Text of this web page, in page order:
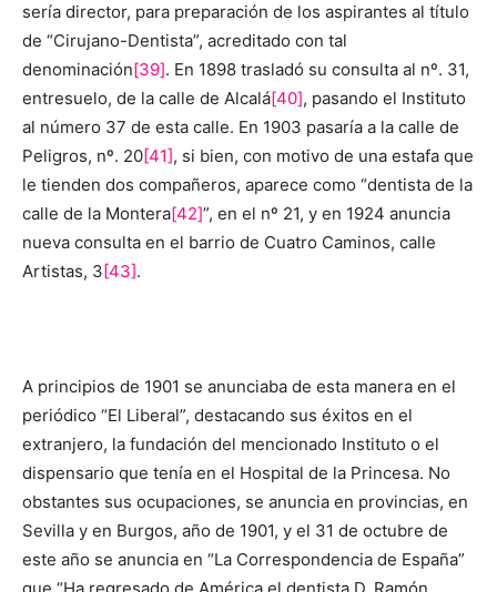
sería director, para preparación de los aspirantes al título
de “Cirujano-Dentista”, acreditado con tal
denominación[39]. En 1898 trasladó su consulta al nº. 31,
entresuelo, de la calle de Alcalá[40], pasando el Instituto
al número 37 de esta calle. En 1903 pasaría a la calle de
Peligros, nº. 20[41], si bien, con motivo de una estafa que
le tienden dos compañeros, aparece como “dentista de la
calle de la Montera[42]”, en el nº 21, y en 1924 anuncia
nueva consulta en el barrio de Cuatro Caminos, calle
Artistas, 3[43].
A principios de 1901 se anunciaba de esta manera en el
periódico “El Liberal”, destacando sus éxitos en el
extranjero, la fundación del mencionado Instituto o el
dispensario que tenía en el Hospital de la Princesa. No
obstantes sus ocupaciones, se anuncia en provincias, en
Sevilla y en Burgos, año de 1901, y el 31 de octubre de
este año se anuncia en “La Correspondencia de España”